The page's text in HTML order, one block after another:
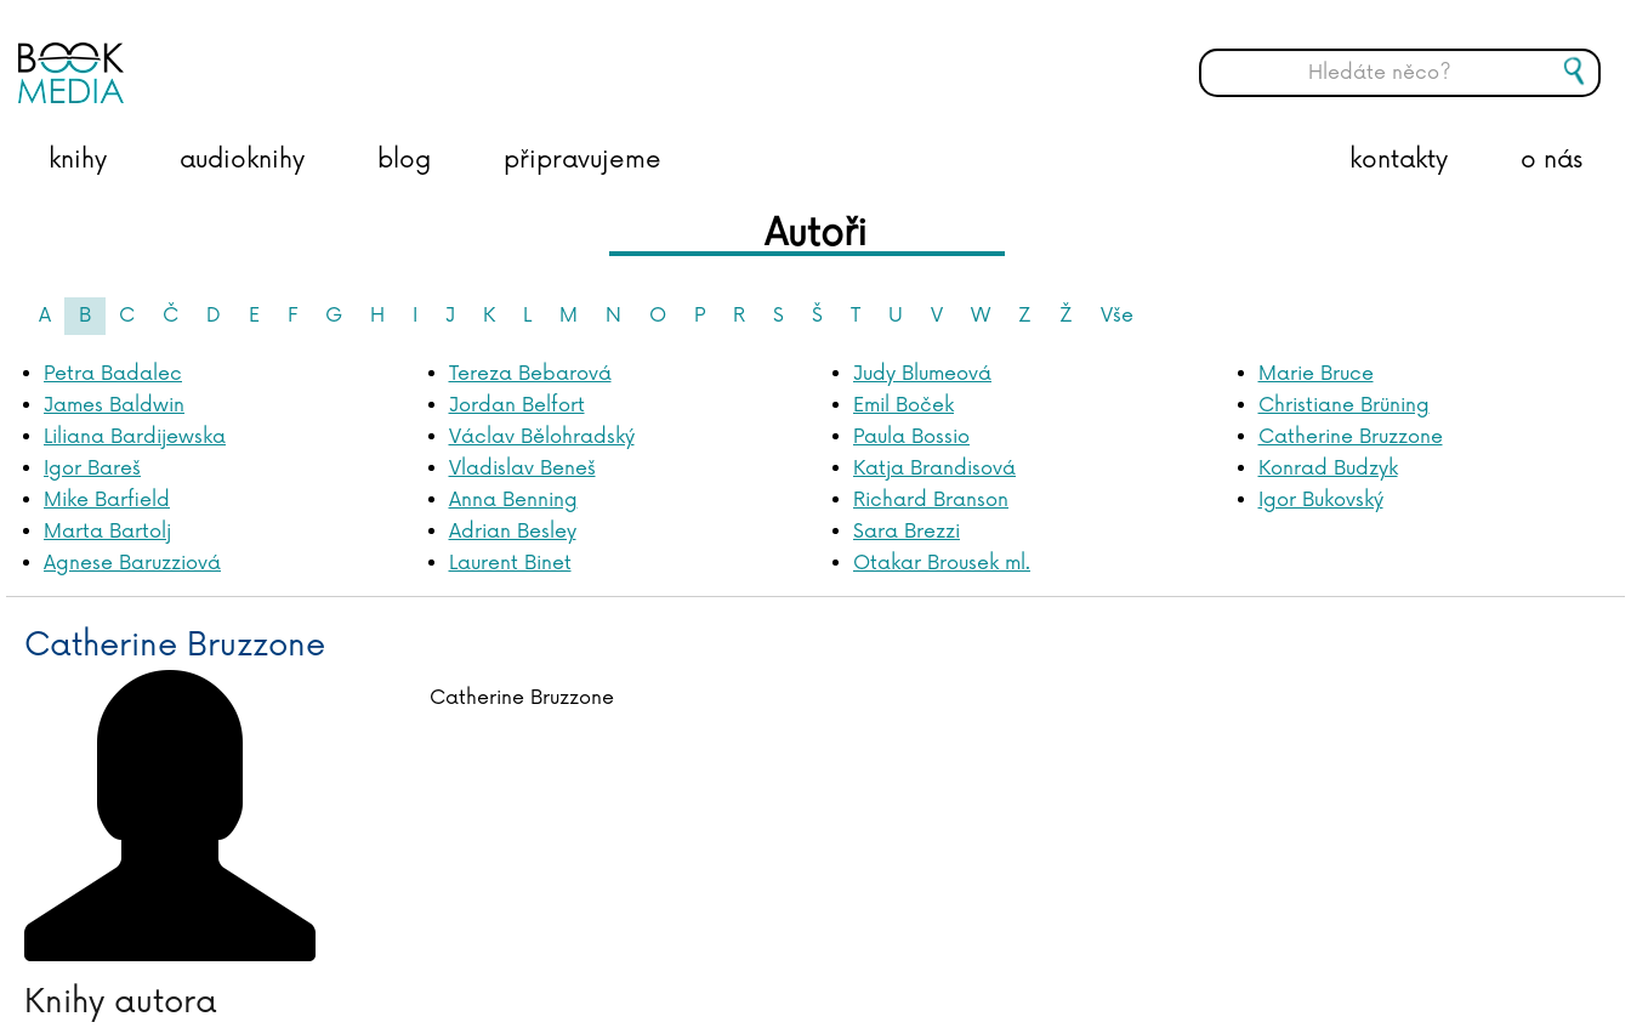
knihy audioknihy blog připravujeme o nás
kontakty
Autoři
A B C Č D E F G H I J K L M N O P R S Š T U V W Z Ž Vše
Petra Badalec
James Baldwin
Liliana Bardijewska
Igor Bareš
Mike Barfield
Marta Bartolj
Agnese Baruzziová
Tereza Bebarová
Jordan Belfort
Václav Bělohradský
Vladislav Beneš
Anna Benning
Adrian Besley
Laurent Binet
Judy Blumeová
Emil Boček
Paula Bossio
Katja Brandisová
Richard Branson
Sara Brezzi
Otakar Brousek ml.
Marie Bruce
Christiane Brüning
Catherine Bruzzone
Konrad Budzyk
Igor Bukovský
Catherine Bruzzone
Catherine Bruzzone
Knihy autora